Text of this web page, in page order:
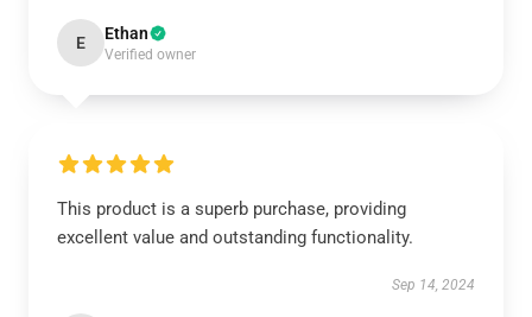
E Ethan
Verified owner
This product is a superb purchase, providing
excellent value and outstanding functionality.
Sep 14, 2024